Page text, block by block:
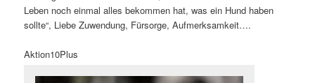
Leben noch einmal alles bekommen hat, was ein Hund haben
sollte“, Liebe Zuwendung, Fürsorge, Aufmerksamkeit….
Aktion10Plus